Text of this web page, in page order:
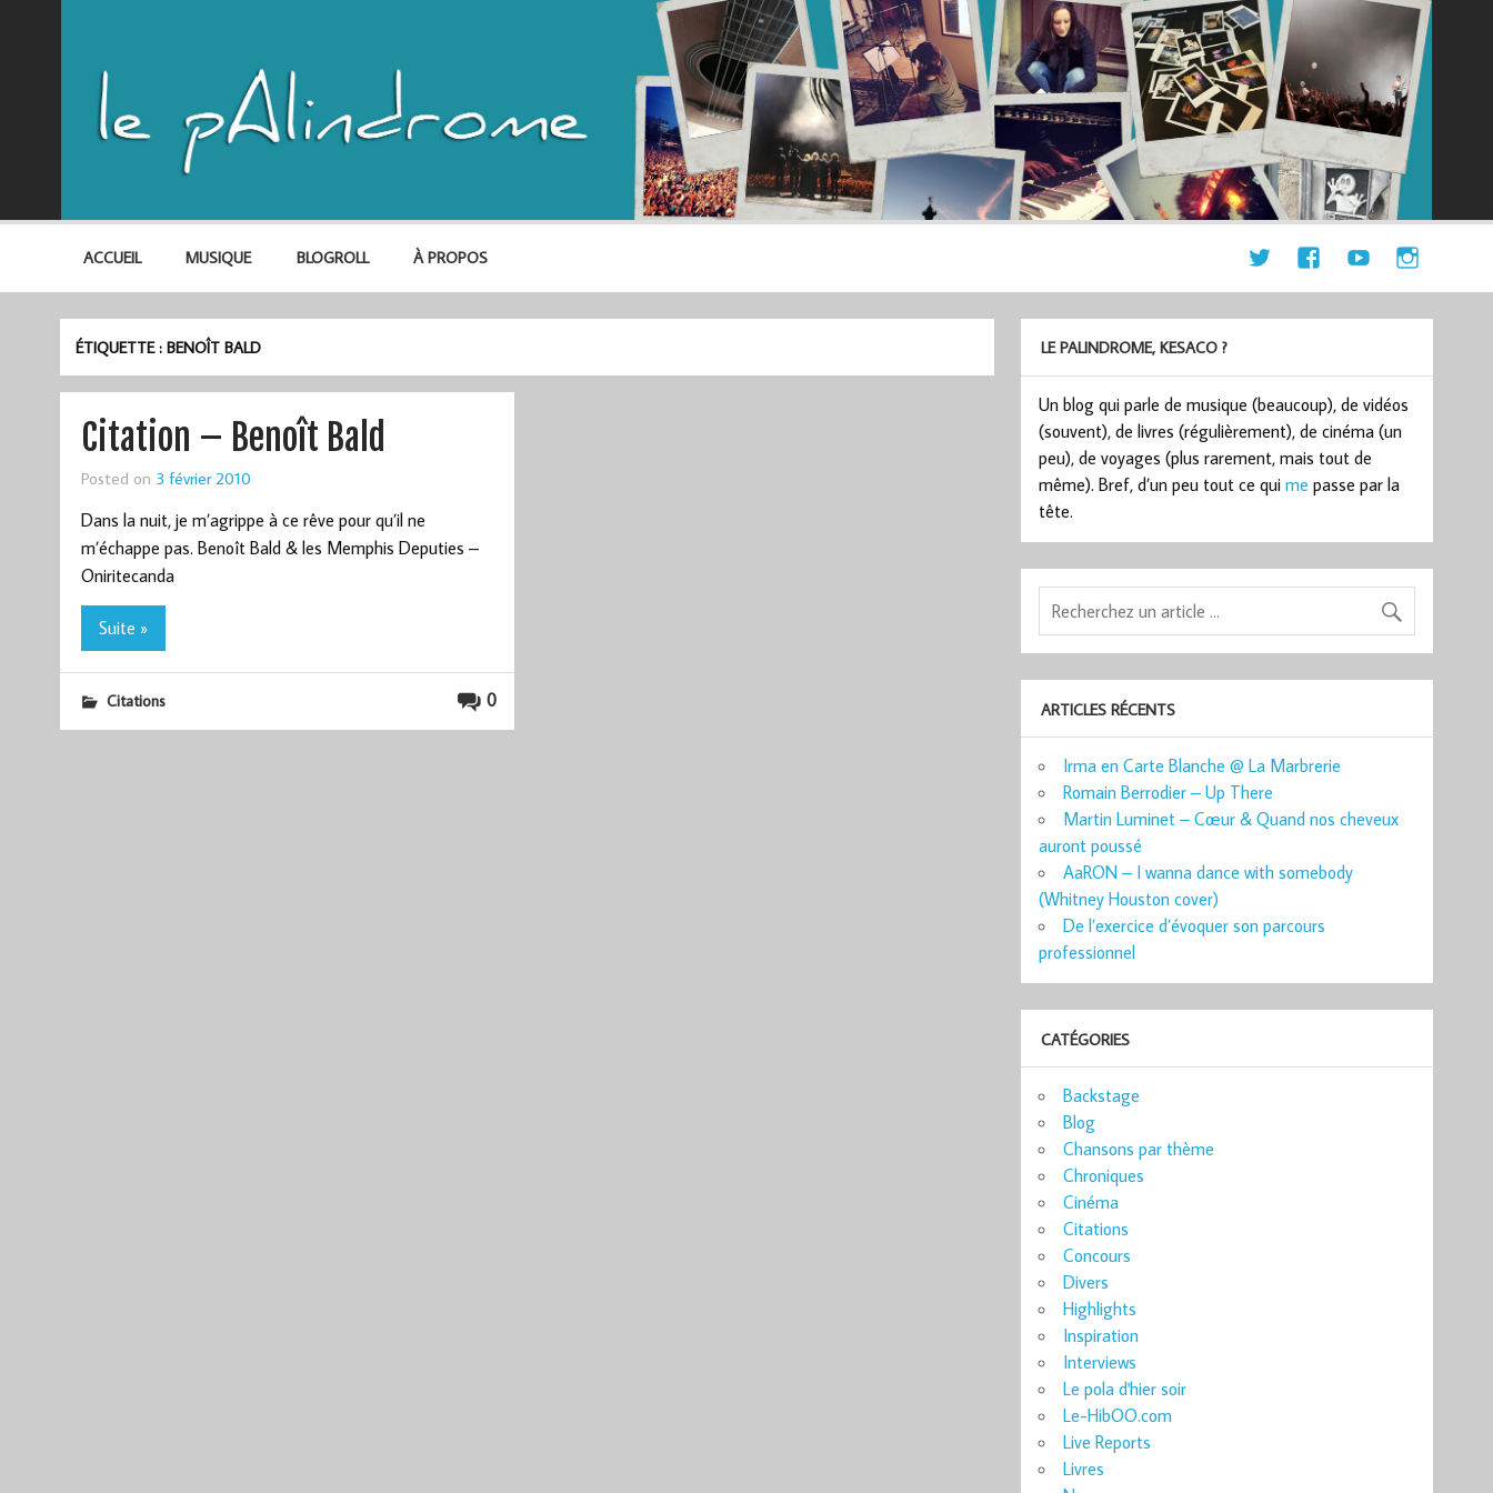
ACCUEIL MUSIQUE BLOGROLL À PROPOS
ÉTIQUETTE :BENOÎT BALD
Citation – Benoît Bald
Posted on 3 février 2010
Dans la nuit, je m’agrippe à ce rêve pour qu’il ne
m’échappe pas. Benoît Bald & les Memphis Deputies –
Oniritecanda
Suite »
0
Citations
LE PALINDROME, KESACO ?
Un blog qui parle de musique (beaucoup), de vidéos
(souvent), de livres (régulièrement), de cinéma (un
peu), de voyages (plus rarement, mais tout de
même). Bref, d’un peu tout ce quime passe par la
tête.
ARTICLES RÉCENTS
Irma en Carte Blanche @ La Marbrerie
Romain Berrodier – Up There
Martin Luminet – Cœur & Quand nos cheveux
auront poussé
AaRON – I wanna dance with somebody
(Whitney Houston cover)
De l’exercice d’évoquer son parcours
professionnel
CATÉGORIES
Backstage
Blog
Chansons par thème
Chroniques
Cinéma
Citations
Concours
Divers
Highlights
Inspiration
Interviews
Le pola d'hier soir
Le-HibOO.com
Live Reports
Livres